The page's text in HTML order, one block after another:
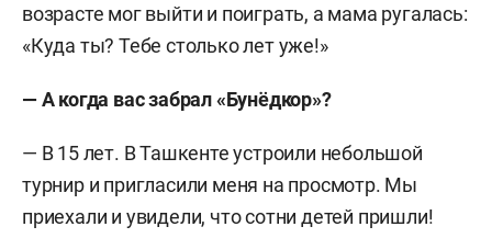
возрасте мог выйти и поиграть, а мама ругалась:
«Куда ты? Тебе столько лет уже!»
— А когда вас забрал «Бунёдкор»?
— В 15 лет. В Ташкенте устроили небольшой
турнир и пригласили меня на просмотр. Мы
приехали и увидели, что сотни детей пришли!